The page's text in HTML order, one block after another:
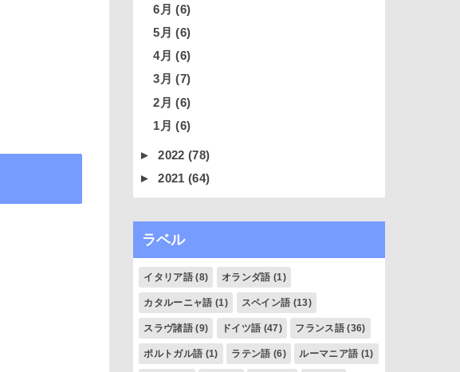
6月(6)
5月(6)
4月(6)
3月(7)
2月(6)
1月(6)
►2022(78)
►2021(64)
ラベル
イタリア語 (8) オランダ語 (1)
カタルーニャ語 (1) スペイン語 (13)
スラヴ諸語 (9) ドイツ語 (47) フランス語 (36)
ポルトガル語 (1) ラテン語 (6) ルーマニア語 (1)